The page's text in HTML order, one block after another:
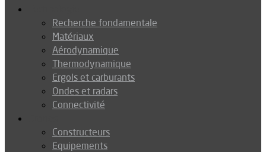
Recherche fondamentale
Matériaux
Aérodynamique
Thermodynamique
Ergols et carburants
Ondes et radars
Connectivité
Constructeurs
Equipements